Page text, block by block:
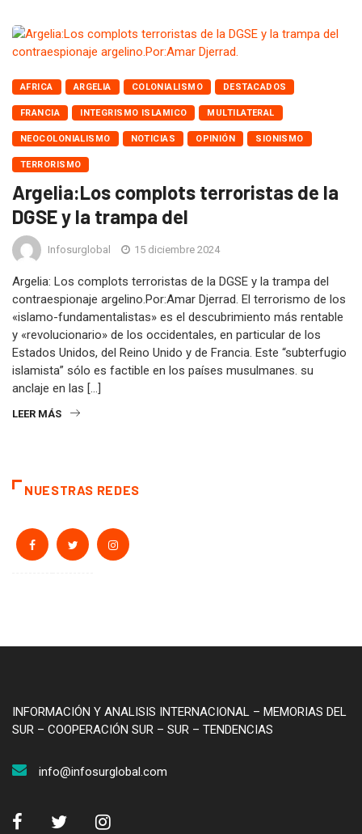
AFRICA ARGELIA COLONIALISMO DESTACADOS
FRANCIA INTEGRISMO ISLAMICO MULTILATERAL
NEOCOLONIALISMO NOTICIAS OPINIÓN SIONISMO
TERRORISMO
Argelia:Los complots terroristas de la
DGSE y la trampa del
Infosurglobal 15 diciembre 2024
Argelia: Los complots terroristas de la DGSE y la trampa del
contraespionaje argelino.Por:Amar Djerrad. El terrorismo de los
«islamo-fundamentalistas» es el descubrimiento más rentable
y «revolucionario» de los occidentales, en particular de los
Estados Unidos, del Reino Unido y de Francia. Este “subterfugio
islamista” sólo es factible en los países musulmanes. su
anclaje en las […]
LEER MÁS
NUESTRAS REDES
INFORMACIÓN Y ANALISIS INTERNACIONAL – MEMORIAS DEL
SUR – COOPERACIÓN SUR – SUR – TENDENCIAS
info@infosurglobal.com